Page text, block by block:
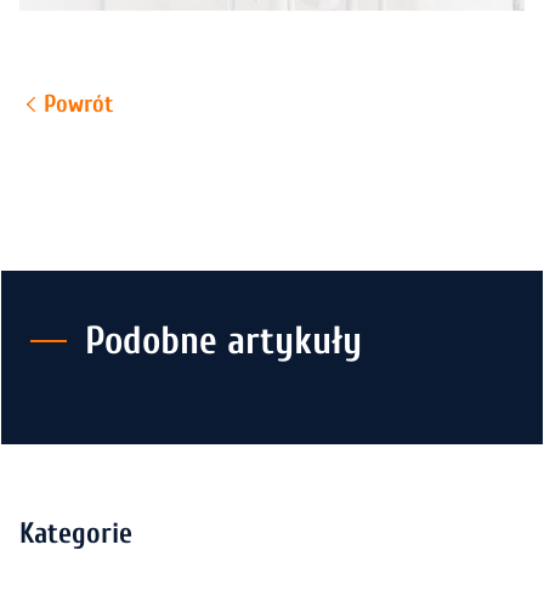
Powrót
Podobne artykuły
Kategorie